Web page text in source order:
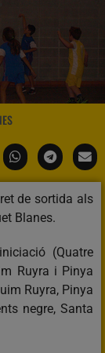
de sortida als
Blanes.
(Quatre
Ruyra i Pinya
Ruyra, Pinya
negre, Santa